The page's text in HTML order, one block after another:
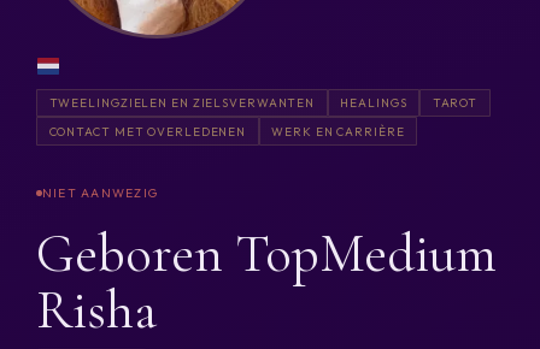
TWEELINGZIELEN EN ZIELSVERWANTEN HEALINGS
TAROT
CONTACT MET OVERLEDENEN
WERK EN CARRIÈRE
Geboren TopMedium
Risha